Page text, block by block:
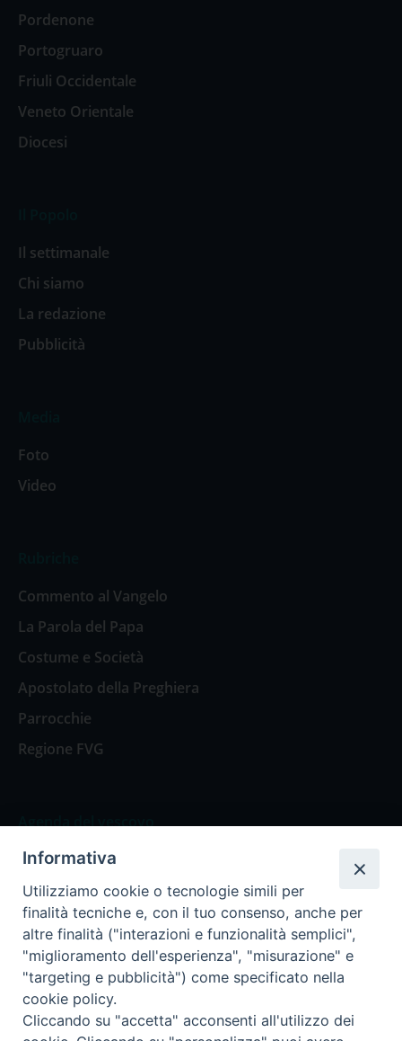
Pordenone
Portogruaro
Friuli Occidentale
Veneto Orientale
Diocesi
Il settimanale
Chi siamo
La redazione
Pubblicità
Foto
Video
Commento al Vangelo
La Parola del Papa
Costume e Società
Apostolato della Preghiera
Parrocchie
Regione FVG
Agenda del vescovo
Agenda del vescovo
Privacy Policy Trasparenza
Termini e Condizioni
Informativa
Utilizziamo cookie o tecnologie simili per
finalità tecniche e, con il tuo consenso, anche per
altre finalità ("interazioni e funzionalità semplici",
"miglioramento dell'esperienza", "misurazione" e
"targeting e pubblicità") come specificato nella
cookie policy.
Cliccando su "accetta" acconsenti all'utilizzo dei